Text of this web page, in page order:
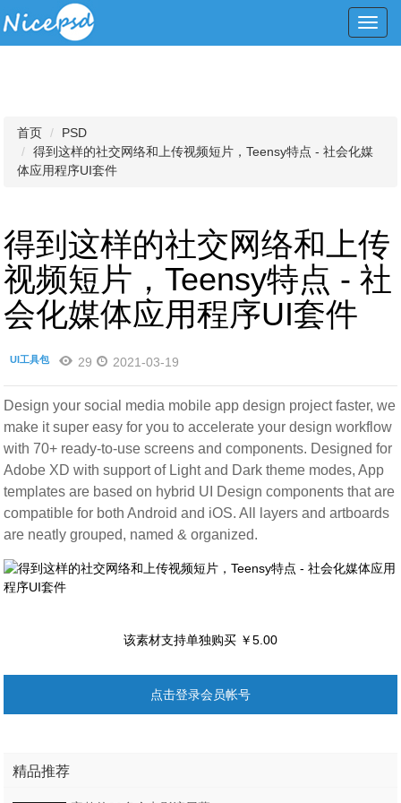
首页
PSD
得到这样的社交网络和上传视频短片，Teensy特点 - 社会化媒
体应用程序UI套件
得到这样的社交网络和上传
视频短片，Teensy特点 - 社
会化媒体应用程序UI套件
UI工具包 29 2021-03-19
Design your social media mobile app design project faster, we
make it super easy for you to accelerate your design workflow
with 70+ ready-to-use screens and components. Designed for
Adobe XD with support of Light and Dark theme modes, App
templates are based on hybrid UI Design components that are
compatible for both Android and iOS. All layers and artboards
are neatly grouped, named & organized.
该素材支持单独购买 ￥5.00
点击登录会员帐号
精品推荐